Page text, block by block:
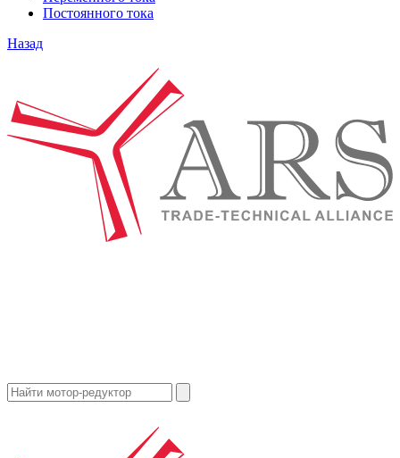
Постоянного тока
Назад